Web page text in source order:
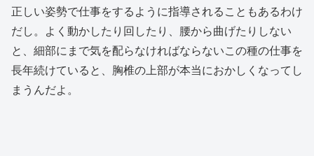
正しい姿勢で仕事をするように指導されることもあるわけ
だし。よく動かしたり回したり、腰から曲げたりしない
と、細部にまで気を配らなければならないこの種の仕事を
長年続けていると、胸椎の上部が本当におかしくなってし
まうんだよ。